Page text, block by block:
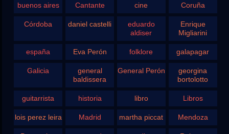
buenos aires Cantante cine Coruña
Córdoba daniel castelli
eduardo
aldiser
Enrique
Migliarini
españa Eva Perón folklore galapagar
Galicia
general
baldissera
General Perón
georgina
bortolotto
guitarrista historia libro Libros
lois perez leira Madrid martha piccat Mendoza